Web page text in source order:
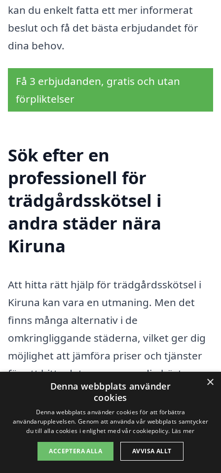
kan du enkelt fatta ett mer informerat
beslut och få det bästa erbjudandet för
dina behov.
Få 3 erbjudanden, gratis och utan
förpliktelser
Sök efter en
professionell för
trädgårdsskötsel i
andra städer nära
Kiruna
Att hitta rätt hjälp för trädgårdsskötsel i
Kiruna kan vara en utmaning. Men det
finns många alternativ i de
omkringliggande städerna, vilket ger dig
möjlighet att jämföra priser och tjänster
för att hitta det som passar dig bäst.
Oavsett om du behöver hjälp med
gräsklippning, häckklippning eller mer
omfattande trädgårdsarbeten, kan proffs
i ditt närområde vara just det du behöver.
Här är några städer där du kan hitta
×
Denna webbplats använder
cookies
Denna webbplats använder cookies för att förbättra
användarupplevelsen. Genom att använda vår webbplats samtycker
du till alla cookies i enlighet med vår cookiepolicy. Läs mer
ACCEPTERA ALLA AVVISA ALLT